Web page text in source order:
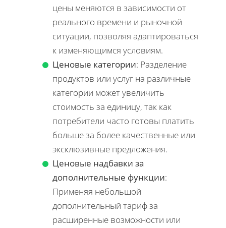
цены меняются в зависимости от
реального времени и рыночной
ситуации, позволяя адаптироваться
к изменяющимся условиям.
Ценовые категории: Разделение
продуктов или услуг на различные
категории может увеличить
стоимость за единицу, так как
потребители часто готовы платить
больше за более качественные или
эксклюзивные предложения.
Ценовые надбавки за
дополнительные функции:
Применяя небольшой
дополнительный тариф за
расширенные возможности или